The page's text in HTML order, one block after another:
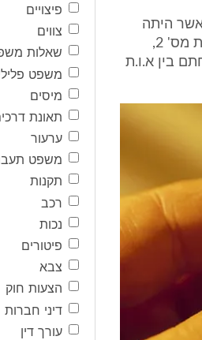
אשר היתה
מעבידתו של התובע ובאמצעותה הושם הוא לעבודה, במפעלה של הנתבעת מס' 2,
וזאת מכח "הסכם לאספקת כח אדם", נ/2, שנחתם בין א.ו.ת
פיצויים
צווים
שאלות
משפט
מיסים
תאונת
ערעור
משפט
תקנות
רכב
נכות
פיטורים
צבא
הצעות חוק
דיני חברות
עורך דין